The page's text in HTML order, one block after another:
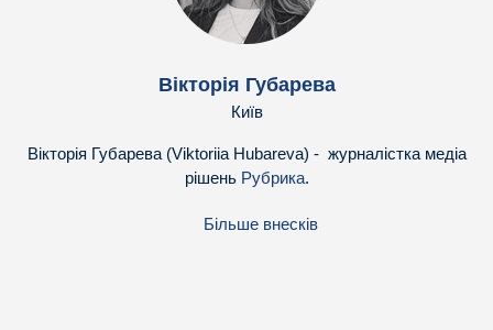
Вікторія Губарева
Київ
Вікторія Губарева (Viktoriia Hubareva) - журналістка медіа
рішень Рубрика.
Більше внесків